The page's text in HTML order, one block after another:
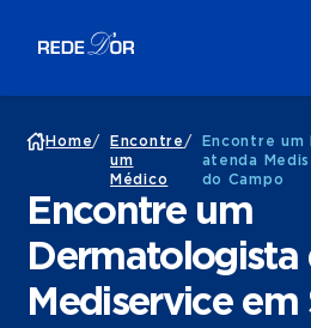
Home/
Encontre
um
Médico
/
Encontre
atenda
do Campo
Encontre um
Dermatologista
Mediservice em